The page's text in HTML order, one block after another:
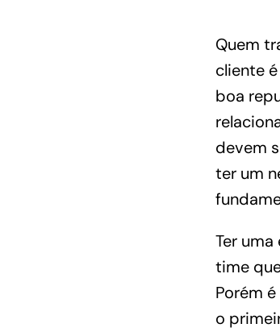
Quem
cliente
boa
devem
ter um
Ter
time
Porém
o